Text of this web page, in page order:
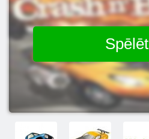
Spēlēt